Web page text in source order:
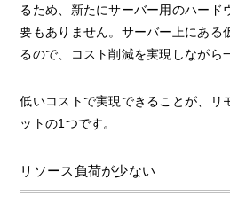
るため、新たにサーバー用のハード
要もありません。サーバー上にある
るので、コスト削減を実現しながら
低いコストで実現できることが、リ
ットの1つです。
リソース負荷が少ない